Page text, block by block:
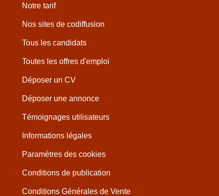
Notre tarif
Nos sites de codiffusion
Tous les candidats
Toutes les offres d'emploi
Déposer un CV
Déposer une annonce
Témoignages utilisateurs
Informations légales
Paramètres des cookies
Conditions de publication
Conditions Générales de Vente